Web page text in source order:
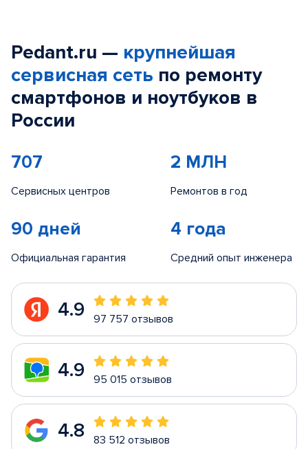
Pedant.ru — крупнейшая
сервисная сеть по ремонту
смартфонов и ноутбуков в
России
707
Сервисных центров
2 МЛН
Ремонтов в год
90 дней
Официальная гарантия
4 года
Средний опыт инженера
4.9 97 757 отзывов
4.9 95 015 отзывов
4.8 83 512 отзывов